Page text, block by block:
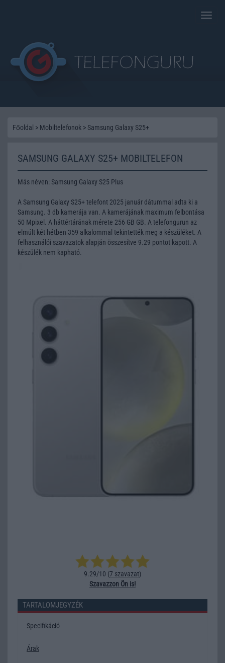
Toggle
Főoldal > Mobiltelefonok > Samsung Galaxy S25+
SAMSUNG GALAXY S25+ MOBILTELEFON
Más néven: Samsung Galaxy S25 Plus
A Samsung Galaxy S25+ telefont 2025 január dátummal adta ki a
Samsung. 3 db kamerája van. A kamerájának maximum felbontása
50 Mpixel. A háttértárának mérete 256 GB GB. A telefongurun az
elmúlt két hétben 359 alkalommal tekintették meg a készüléket. A
felhasználói szavazatok alapján összesítve 9.29 pontot kapott. A
készülék nem kapható.
9.29/10 (7 szavazat)
Szavazzon Ön is!
TARTALOMJEGYZÉK
Specifikáció
Árak